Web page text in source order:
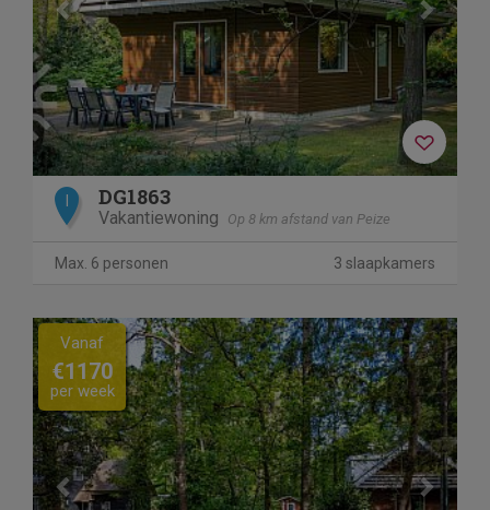
DG1863
Vakantiewoning Op 8 km afstand van Peize
Max. 6 personen 3 slaapkamers
Previous Next
Vanaf
€1170
per week